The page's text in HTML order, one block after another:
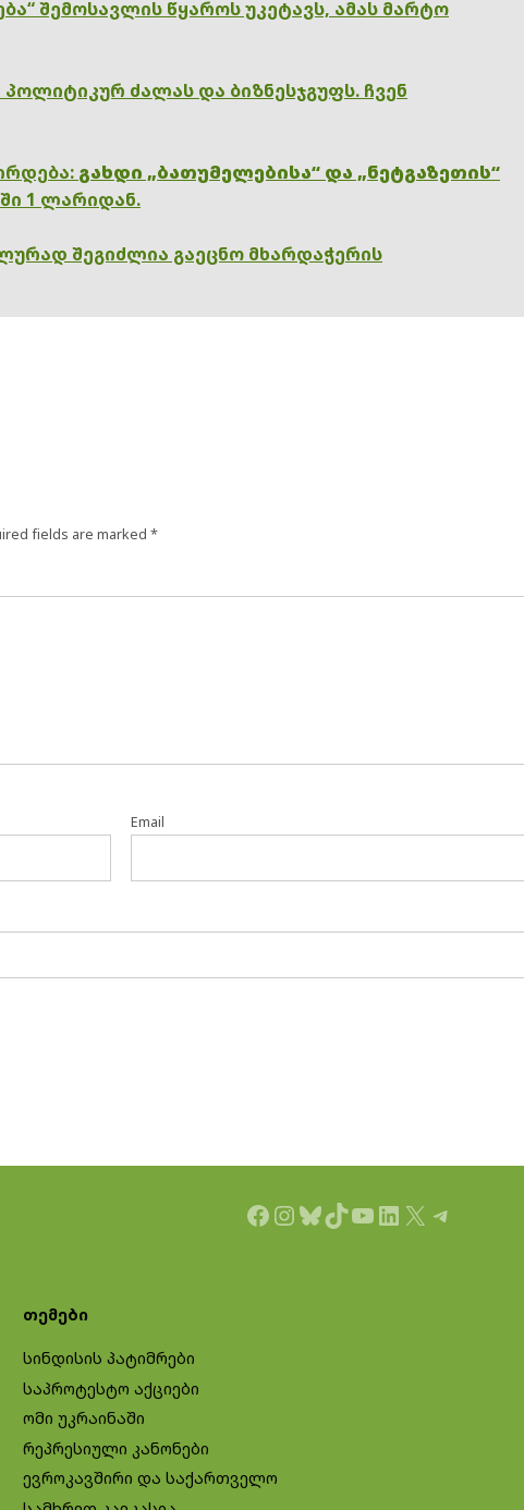
შემოსავლის წყაროს უკეტავს, ამას მარტო
ძალას და ბიზნესჯგუფს. ჩვენ
გახდი „ბათუმელებისა“ და „ნეტგაზეთის“
1 ლარიდან.
შეგიძლია გაეცნო მხარდაჭერის
fields are marked *
Email
Facebook
Instagram
Bluesky
TikTok
YouTube
LinkedIn
X Telegram
თემები
სინდისის პატიმრები
საპროტესტო აქციები
ომი უკრაინაში
რეპრესიული კანონები
ევროკავშირი და საქართველო